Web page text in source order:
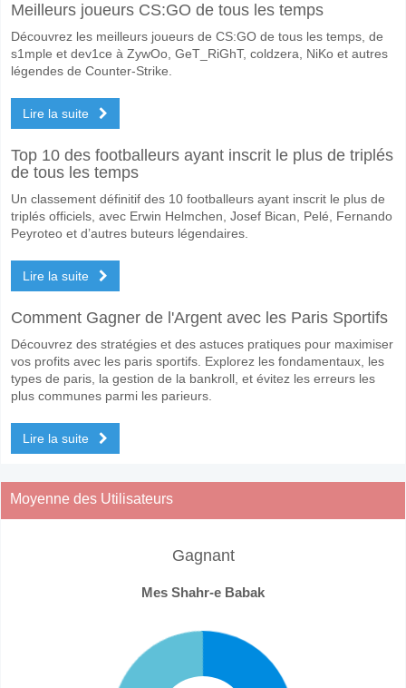
Meilleurs joueurs CS:GO de tous les temps
Découvrez les meilleurs joueurs de CS:GO de tous les temps, de
s1mple et dev1ce à ZywOo, GeT_RiGhT, coldzera, NiKo et autres
légendes de Counter-Strike.
Lire la suite
Top 10 des footballeurs ayant inscrit le plus de triplés
de tous les temps
Un classement définitif des 10 footballeurs ayant inscrit le plus de
triplés officiels, avec Erwin Helmchen, Josef Bican, Pelé, Fernando
Peyroteo et d’autres buteurs légendaires.
Lire la suite
Comment Gagner de l'Argent avec les Paris Sportifs
Découvrez des stratégies et des astuces pratiques pour maximiser
vos profits avec les paris sportifs. Explorez les fondamentaux, les
types de paris, la gestion de la bankroll, et évitez les erreurs les
plus communes parmi les parieurs.
Lire la suite
Moyenne des Utilisateurs
Gagnant
Mes Shahr-e Babak